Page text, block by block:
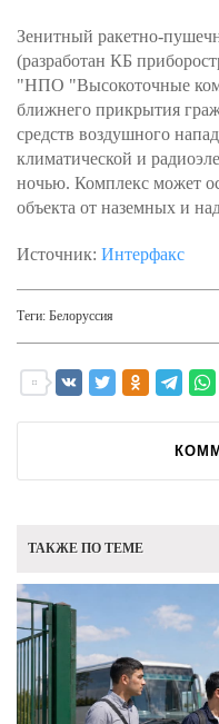
Зенитный ракетно-
(разработан КБ
"НПО "Высокоточные
ближнего прикрытия
средств воздушного
климатической и
ночью. Комплекс может
объекта от наземных и
Источник: Интерфакс
Теги: Белоруссия
ТАКЖЕ ПО ТЕМЕ